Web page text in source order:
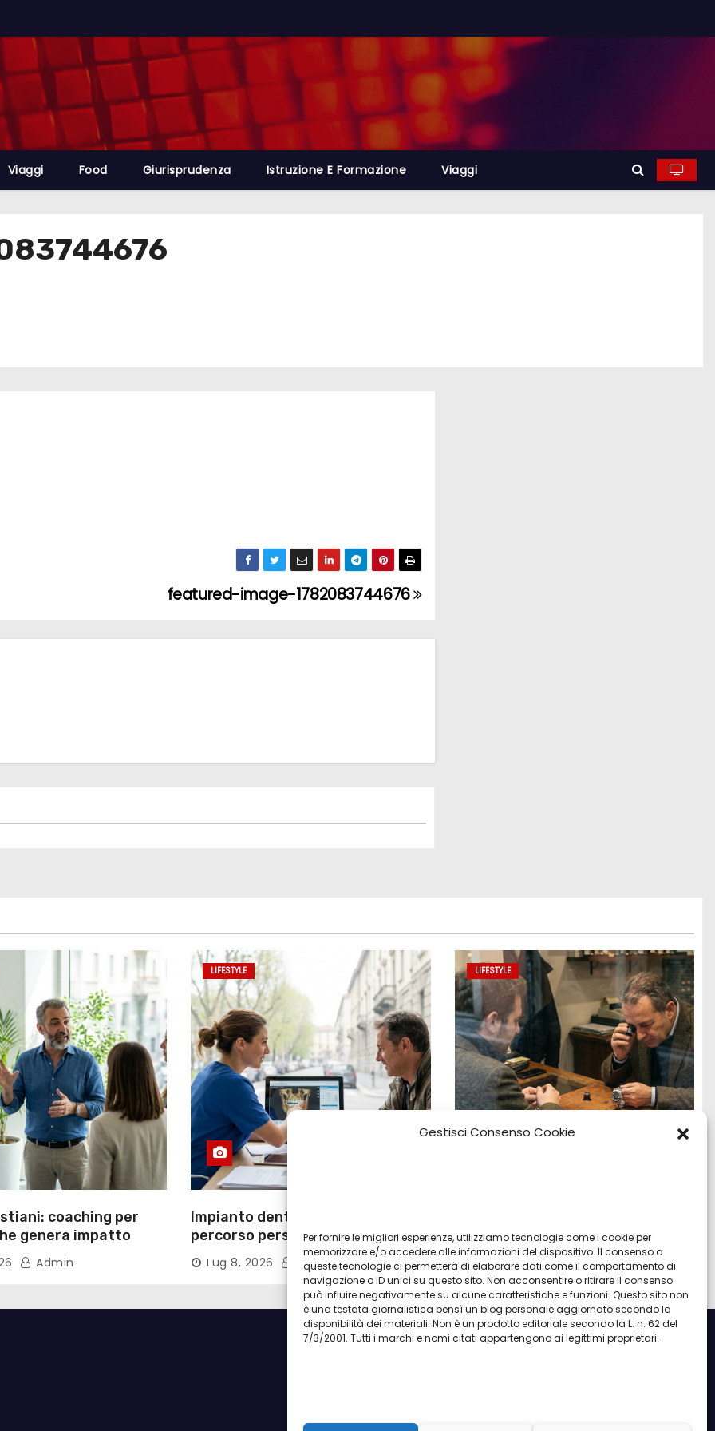
Gestisci Consenso Cookie
Per fornire le migliori esperienze, utilizziamo tecnologie come i cookie per
memorizzare e/o accedere alle informazioni del dispositivo. Il consenso a
queste tecnologie ci permetterà di elaborare dati come il comportamento di
navigazione o ID unici su questo sito. Non acconsentire o ritirare il consenso
può influire negativamente su alcune caratteristiche e funzioni. Questo sito non
è una testata giornalistica bensì un blog personale aggiornato secondo la
disponibilità dei materiali. Non è un prodotto editoriale secondo la L. n. 62 del
7/3/2001. Tutti i marchi e nomi citati appartengono ai legittimi proprietari.
Viaggi Food Giurisprudenza Istruzione E Formazione Viaggi
featured-image-1782083744676
coaching per
genera impatto
Admin
LIFESTYLE
Impianto dentale Torino:
percorso personalizzato e
tecnologie
Lug 8, 2026 Admin
LIFESTYLE
migliori modelli usati
Lug 8, 2026 Admin